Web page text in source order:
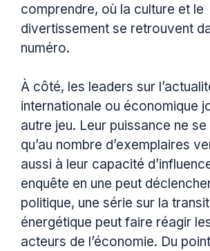
comprendre, où la culture et le
divertissement se retrouvent
numéro.
À côté, les leaders sur
internationale ou économique
autre jeu. Leur puissance ne
qu’au nombre d’exemplaires
aussi à leur capacité
enquête en une peut
politique, une série sur la
énergétique peut faire réagir
acteurs de l’économie. Du